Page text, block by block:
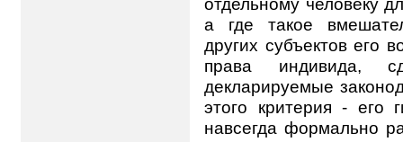
отдельному человеку
а где такое
других субъектов его
права индивида,
декларируемые
этого критерия - его
навсегда формально